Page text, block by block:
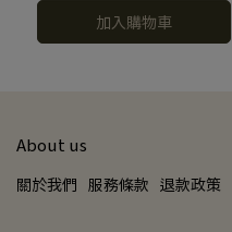
加入購物車
About us
關於我們 服務條款 退款政策